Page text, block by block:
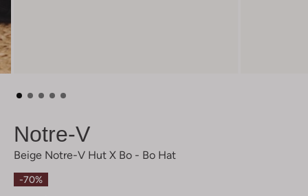
Notre-V
Beige Notre-V Hut X Bo - Bo Hat
-70%